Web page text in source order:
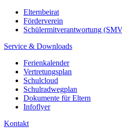
Elternbeirat
Förderverein
Schülermitverantwortung
Service & Downloads
Ferienkalender
Vertretungsplan
Schulcloud
Schulradwegplan
Dokumente für Eltern
Infoflyer
Kontakt